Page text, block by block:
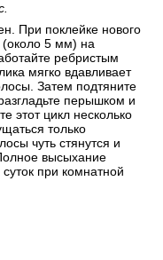
При поклейке нового
(около 5 мм) на
ребристым
мягко вдавливает
Затем подтяните
перышком и
этот цикл несколько
только
чуть стянутся и
высыхание
при комнатной